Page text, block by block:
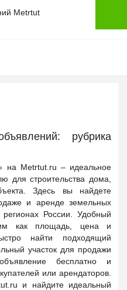
рубрика
на Metrtut.ru – идеальное
для строительства дома,
Здесь вы найдете
и аренде земельных
России. Удобный
как площадь, цена и
найти подходящий
участок для продажи
бесплатно и
или арендаторов.
и найдите идеальный